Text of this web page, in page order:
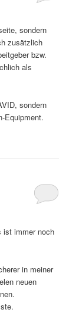
sondern
zusätzlich
bzw.
als
sondern
Equipment.
ist immer noch
in meiner
neuen